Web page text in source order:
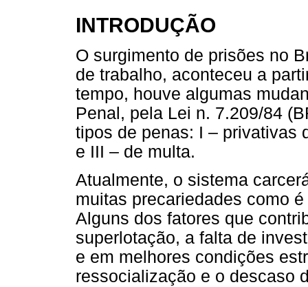
INTRODUÇÃO
O surgimento de prisões no
de trabalho, aconteceu a
tempo, houve algumas
Penal, pela Lei n. 7.209/84
tipos de penas: I – privativas
e III – de multa.
Atualmente, o sistema
muitas precariedades como
Alguns dos fatores que
superlotação, a falta de
e em melhores condições
ressocialização e o descaso